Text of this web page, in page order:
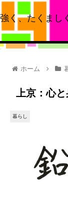
強く、たくまし
ホーム
上京：心
暮らし